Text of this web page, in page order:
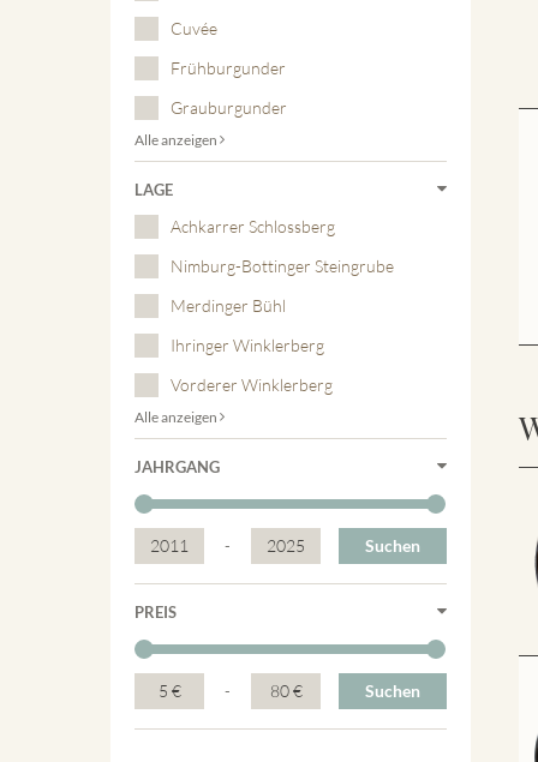
Cuvée
Frühburgunder
Grauburgunder
Alle anzeigen
LAGE
Achkarrer Schlossberg
Nimburg-Bottinger Steingrube
Merdinger Bühl
Ihringer Winklerberg
Vorderer Winklerberg
Alle anzeigen
JAHRGANG
2011 - 2025 Suchen
PREIS
5 € - 80 € Suchen